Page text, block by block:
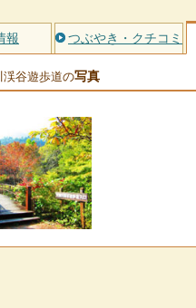
報 つぶやき・クチコミ
渓谷遊歩道の写真